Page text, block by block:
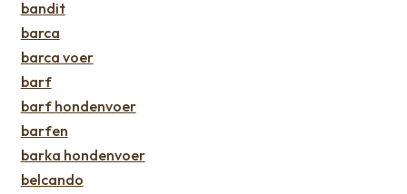
bandit
barca
barca voer
barf
barf hondenvoer
barfen
barka hondenvoer
belcando